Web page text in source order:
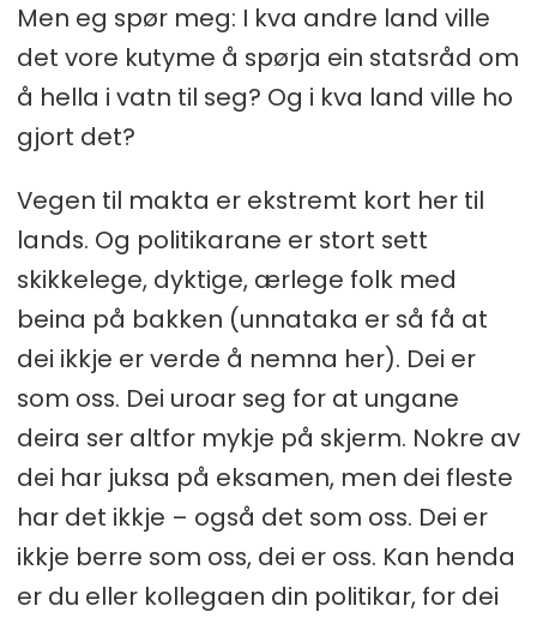
Men eg spør meg: I kva andre land ville
det vore kutyme å spørja ein statsråd om
å hella i vatn til seg? Og i kva land ville ho
gjort det?
Vegen til makta er ekstremt kort her til
lands. Og politikarane er stort sett
skikkelege, dyktige, ærlege folk med
beina på bakken (unnataka er så få at
dei ikkje er verde å nemna her). Dei er
som oss. Dei uroar seg for at ungane
deira ser altfor mykje på skjerm. Nokre av
dei har juksa på eksamen, men dei fleste
har det ikkje – også det som oss. Dei er
ikkje berre som oss, dei er oss. Kan henda
er du eller kollegaen din politikar, for dei